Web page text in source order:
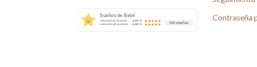
Sueños de Bebé
valoración de la tienda 4.80 / 5
valoración del producto 4.80 / 5 690 reseñas
Contraseña